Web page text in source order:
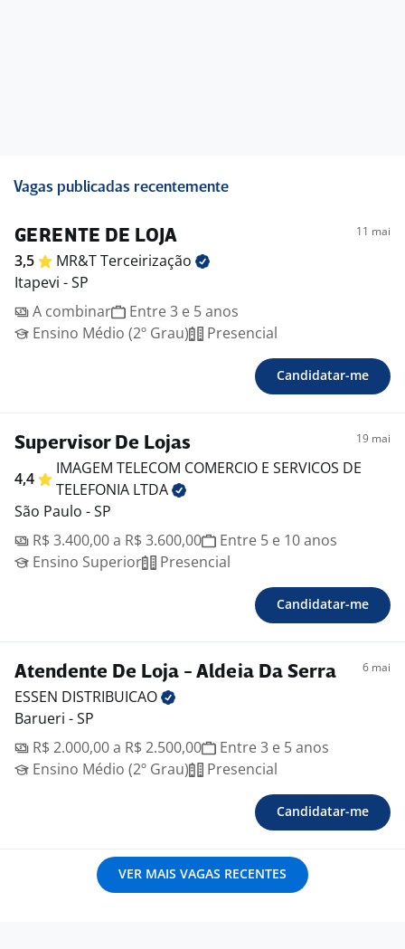
Vagas publicadas recentemente
GERENTE DE LOJA 11 mai
3,5 MR&TTerceirização
Itapevi - SP
A combinar
Entre 3 e 5 anos
Ensino Médio (2º Grau)
Presencial
Candidatar-me
Supervisor De Lojas 19 mai
4,4
IMAGEM TELECOM COMERCIO E SERVICOS DE
TELEFONIA LTDA
São Paulo - SP
R$ 3.400,00 a R$ 3.600,00
Entre 5 e 10 anos
Ensino Superior
Presencial
Candidatar-me
Atendente De Loja - Aldeia Da Serra 6 mai
ESSEN DISTRIBUICAO
Barueri - SP
R$ 2.000,00 a R$ 2.500,00
Entre 3 e 5 anos
Ensino Médio (2º Grau)
Presencial
Candidatar-me
VER MAIS VAGAS RECENTES